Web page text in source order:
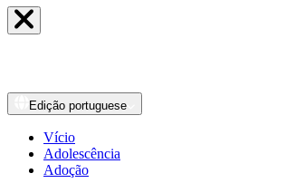
Edição portuguese
Vício
Adolescência
Adoção